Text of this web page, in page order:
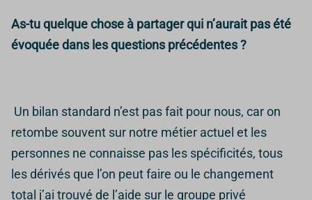
As-tu quelque chose à partager qui n’aurait pas été
évoquée dans les questions précédentes ?
Un bilan standard n’est pas fait pour nous, car on
retombe souvent sur notre métier actuel et les
personnes ne connaisse pas les spécificités, tous
les dérivés que l’on peut faire ou le changement
total j’ai trouvé de l’aide sur le groupe privé